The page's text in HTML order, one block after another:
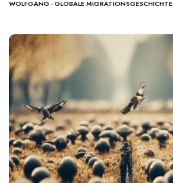
WOLFGANG -GLOBALE MIGRATIONSGESCHICHTE